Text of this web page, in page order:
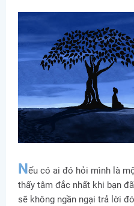
Nếu có ai đó hỏi mình là
thấy tâm đắc nhất khi bạn
sẽ không ngần ngại trả lời